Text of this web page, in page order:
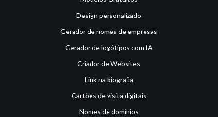
Design personalizado
Gerador de nomes de empresas
Gerador de logótipos com IA
Criador de Websites
Link na biografia
Cartões de visita digitais
Nomes de domínios